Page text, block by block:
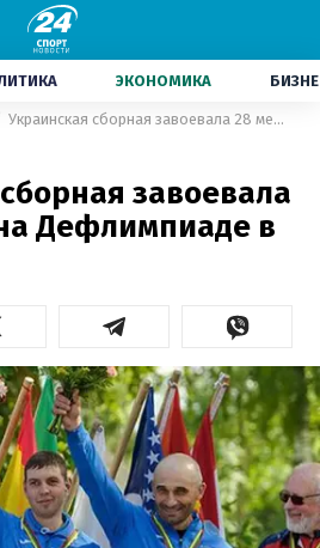
ЭКОНОМИКА
Украинская сборная завоевала 28 медалей на Дефлимпиаде в Турции
завоевала
Дефлимпиаде в